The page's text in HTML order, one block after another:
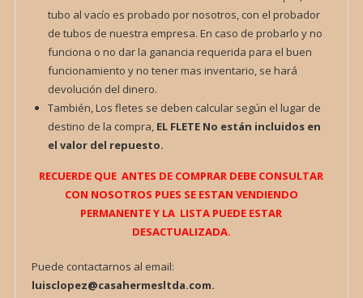
tubo al vacío es probado por nosotros, con el probador
de tubos de nuestra empresa. En caso de probarlo y no
funciona o no dar la ganancia requerida para el buen
funcionamiento y no tener mas inventario, se hará
devolución del dinero.
También, Los fletes se deben calcular según el lugar de
destino de la compra, EL FLETE No están incluidos en
el valor del repuesto.
RECUERDE QUE ANTES DE COMPRAR DEBE CONSULTAR
CON NOSOTROS PUES SE ESTAN VENDIENDO
PERMANENTE Y LA LISTA PUEDE ESTAR
DESACTUALIZADA.
Puede contactarnos al email:
luisclopez@casahermesltda.com.